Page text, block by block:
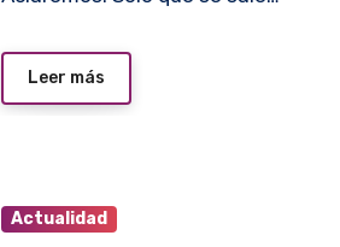
Leer más
Actualidad